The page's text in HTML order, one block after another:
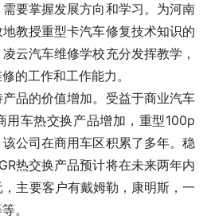
要掌握发展方向和学习。为河南
教授重型卡汽车修复技术知识的
云汽车维修学校充分发挥教学，
的工作和工作能力。
品的价值增加。受益于商业汽车
用车热交换产品增加，重型100p
公司在商用车区积累了多年。稳
热交换产品预计将在未来两年内
主要客户有戴姆勒，康明斯，一
。